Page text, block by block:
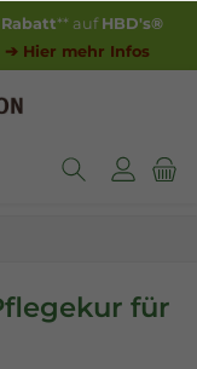
Rabatt** auf HBD's®
➔ Hier mehr Infos
für